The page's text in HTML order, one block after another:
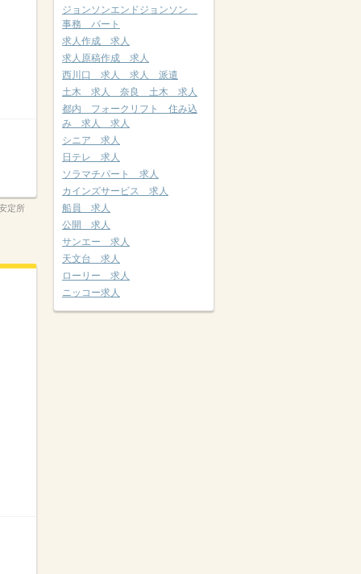
定所
ジョンソンエンドジョンソン
事務 パート
求人作成 求人
求人原稿作成 求人
西川口 求人 求人 派遣
土木 求人 奈良 土木 求人
都内 フォークリフト 住み込
み 求人 求人
シニア 求人
日テレ 求人
ソラマチパート 求人
カインズサービス 求人
船員 求人
公開 求人
サンエー 求人
天文台 求人
ローリー 求人
ニッコー求人